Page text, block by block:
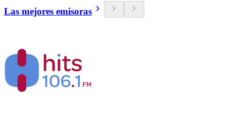
Las mejores emisoras